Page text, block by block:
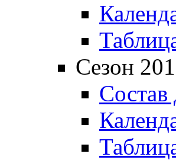
Сезон
Состав